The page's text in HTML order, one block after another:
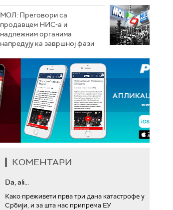
МОЛ: Преговори са
продавцем НИС-а и
надлежним органима
напредују ка завршној фази
КОМЕНТАРИ
Da, ali...
Како преживети прва три дана катастрофе у
Србији, и за шта нас припрема ЕУ